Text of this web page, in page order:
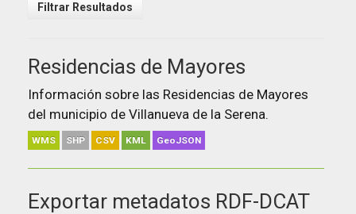
Filtrar Resultados
Residencias de Mayores
Información sobre las Residencias de Mayores
del municipio de Villanueva de la Serena.
WMS SHP CSV KML GeoJSON
Exportar metadatos RDF-DCAT